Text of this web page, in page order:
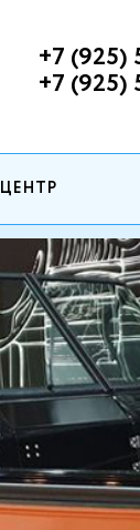
+7 (925)
+7 (925)